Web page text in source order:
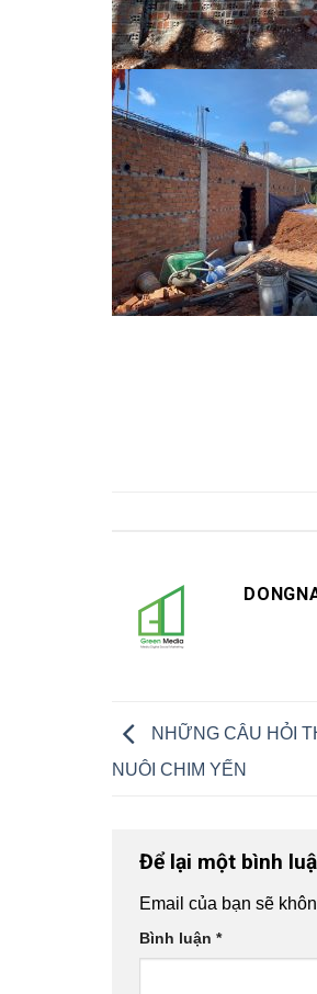
NHỮNG CÂU HỎI
NUÔI CHIM YẾN
Để lại một bình
Email của bạn sẽ
Bình luận *